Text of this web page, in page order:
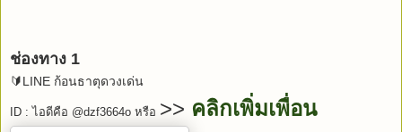
ช่องทาง 1
🔰LINE ก้อนธาตุดวงเด่น
ID : ไอดีคือ @dzf3664o หรือ >> คลิกเพิ่มเพื่อน